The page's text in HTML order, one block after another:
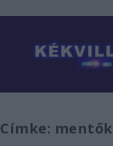
Címke: mentők